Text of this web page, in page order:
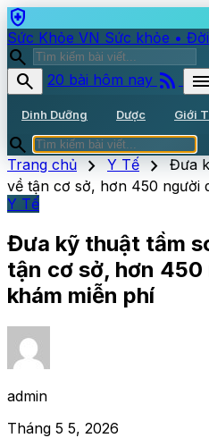
health_and_safety
Sức Khỏe VN Sức khỏe •
search
search
20 bài hôm nay rss_feed menu
Dinh Dưỡng Dược Giới
search
Trang chủ chevron_right Y Tế chevron_right Đưa
về tận cơ sở, hơn 450 người
Y Tế
Đưa kỹ thuật tầm
tận cơ sở, hơn
khám miễn phí
admin
Tháng 5 5, 2026